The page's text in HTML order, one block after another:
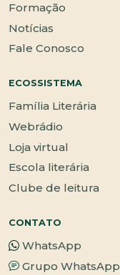
Formação
Notícias
Fale Conosco
ECOSSISTEMA
Família Literária
Webrádio
Loja virtual
Escola literária
Clube de leitura
CONTATO
WhatsApp
Grupo WhatsApp